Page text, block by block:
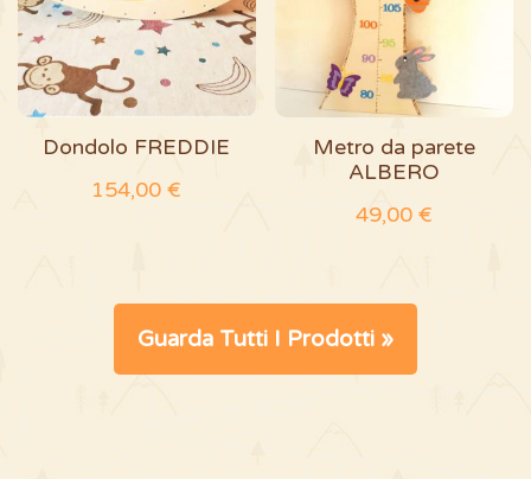
Dondolo FREDDIE
154,00€
Metro da parete
ALBERO
49,00€
Guarda Tutti I Prodotti »